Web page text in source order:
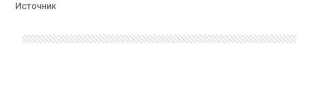
Источник